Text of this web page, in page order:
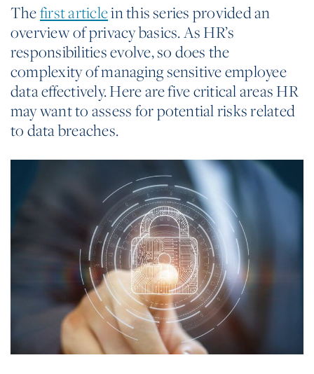
Thefirst articlein this series provided an
overview of privacy basics. As HR’s
responsibilities evolve, so does the
complexity of managing sensitive employee
data effectively. Here are five critical areas HR
may want to assess for potential risks related
to data breaches.